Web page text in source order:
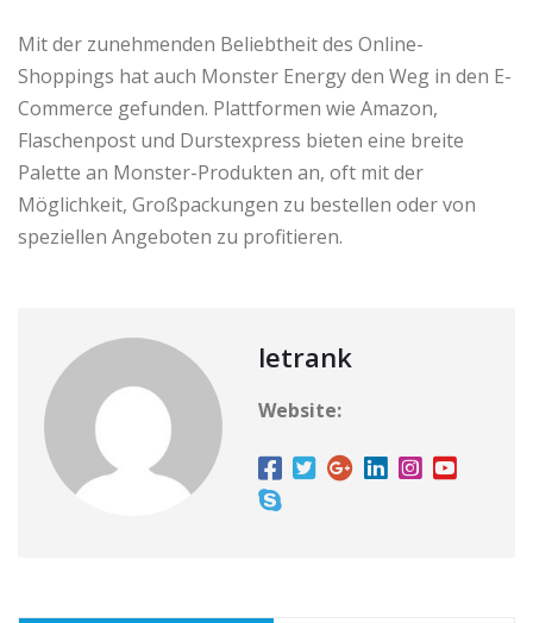
Mit der zunehmenden Beliebtheit des Online-
Shoppings hat auch Monster Energy den Weg in den E-
Commerce gefunden. Plattformen wie Amazon,
Flaschenpost und Durstexpress bieten eine breite
Palette an Monster-Produkten an, oft mit der
Möglichkeit, Großpackungen zu bestellen oder von
speziellen Angeboten zu profitieren.
letrank
Website: